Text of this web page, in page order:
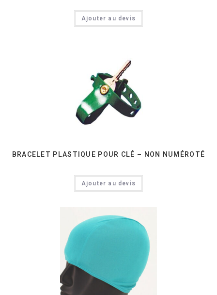
Ajouter au devis
BRACELET PLASTIQUE POUR CLÉ – NON NUMÉROTÉ
Ajouter au devis